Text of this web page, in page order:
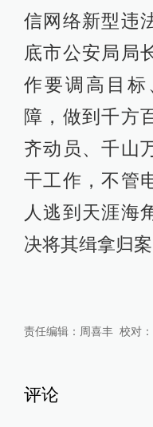
信网络新型违
底市公安局局
作要调高目
障，做到千方
齐动员、千山
干工作，不管
人逃到天涯海
决将其缉拿归案
责任编辑： 周喜丰 校对：
评论